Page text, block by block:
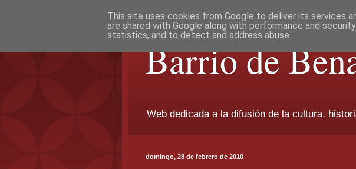
Barrio de
Web dedicada a la difusión de la cultura,
domingo, 28 de febrero de 2010
This site uses cookies from Google to deliver its services
are shared with Google along with performance and
statistics, and to detect and address abuse.